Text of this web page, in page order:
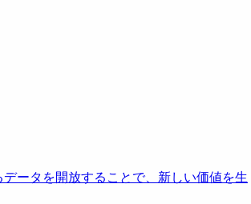
ータを開放することで、新しい価値を生